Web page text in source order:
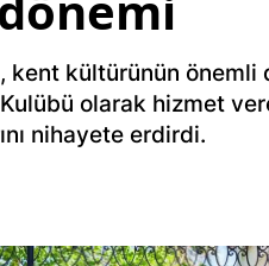
kent kültürünün önemli
olarak hizmet
nihayete erdirdi.